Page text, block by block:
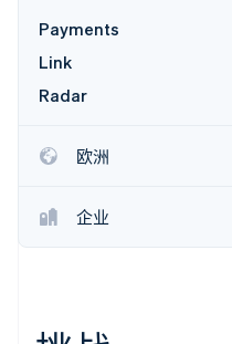
Payments
Link
Radar
欧洲
企业